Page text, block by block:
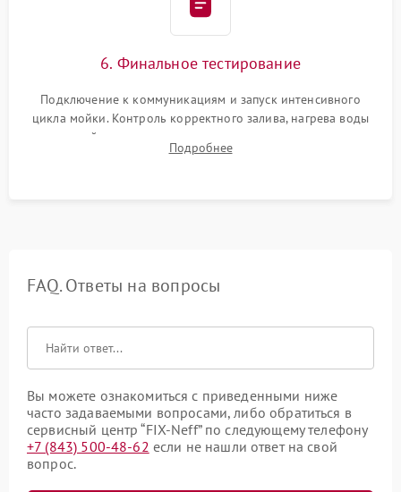
6. Финальное тестирование
Подключение к коммуникациям и запуск интенсивного
цикла мойки. Контроль корректного залива, нагрева воды
до нужной температуры, отсутствия посторонних шумов,
штатного слива и абсолютной сухости в поддоне.
Подробнее
FAQ. Ответы на вопросы
Вы можете ознакомиться с приведенными ниже
часто задаваемыми вопросами, либо обратиться в
сервисный центр “FIX-Neff” по следующему телефону
+7 (843) 500-48-62 если не нашли ответ на свой
вопрос.